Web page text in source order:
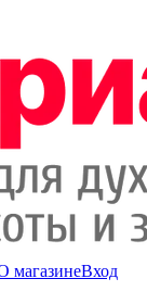
магазинеВход